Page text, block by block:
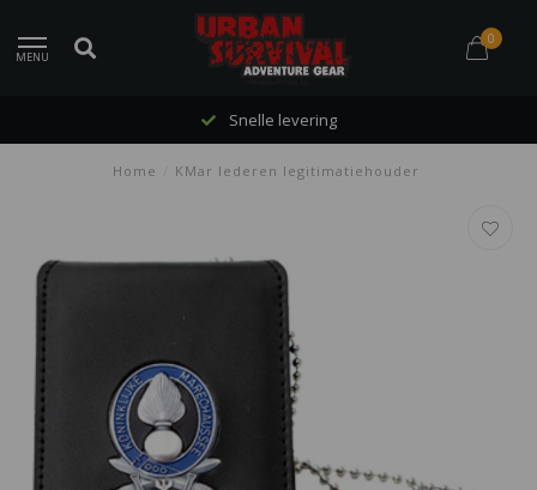
MENU
0
Snelle levering
Home KMar lederen legitimatiehouder